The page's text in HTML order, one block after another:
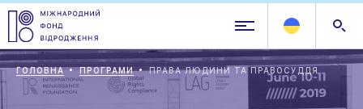
ГОЛОВНА ПРОГРАМИ ПРАВА ЛЮДИНИ ТА ПРАВОСУДДЯ